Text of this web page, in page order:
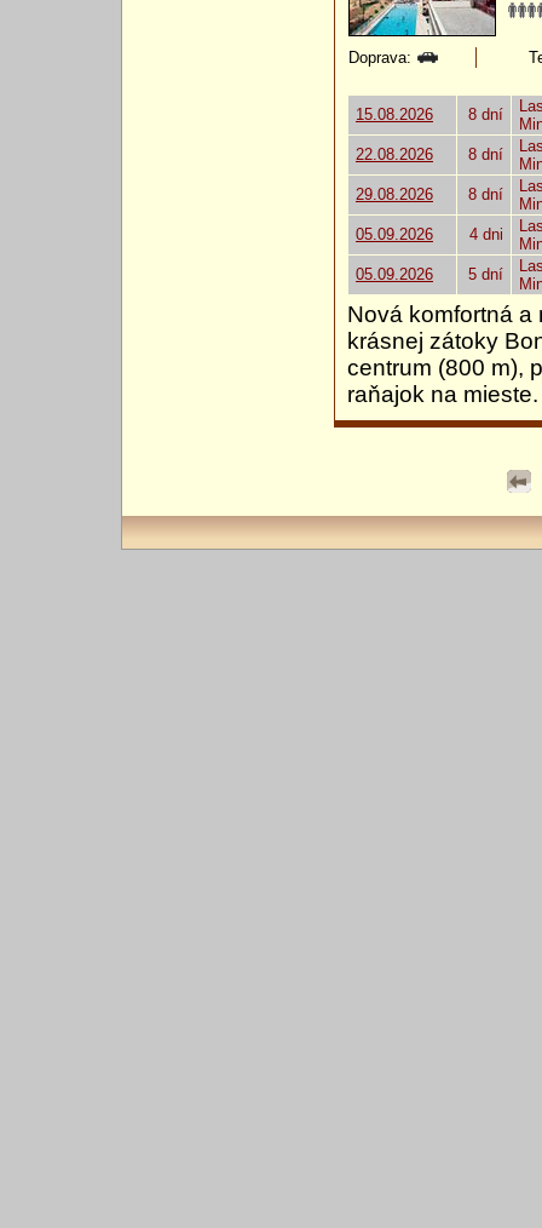
Doprava:
15.08.2026 8 dní
22.08.2026
8 dní
29.08.2026
8 dní
05.09.2026
4 dni
05.09.2026
5 dní
Nová komfortná a
krásnej zátoky
centrum (800 m),
raňajok na mieste.